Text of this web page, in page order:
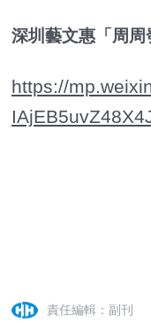
深圳藝文惠「周周
https://
責任編輯：副刊